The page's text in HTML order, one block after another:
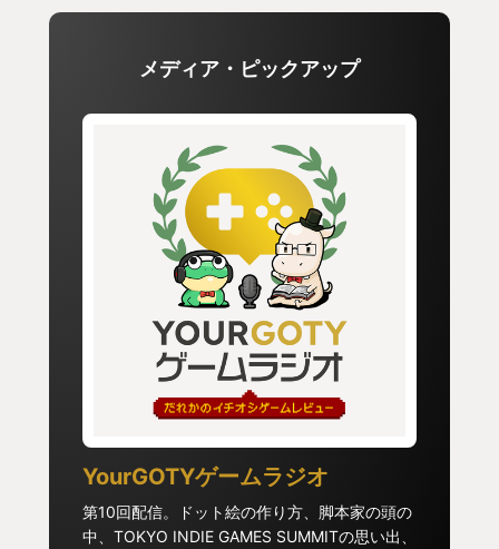
メディア・ピックアップ
YourGOTYゲームラジオ
第10回配信。ドット絵の作り方、脚本家の頭の
中、TOKYO INDIE GAMES SUMMITの思い出、